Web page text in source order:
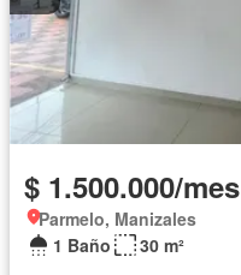
$ 1.500.000/mes
Parmelo, Manizales
1 Baño
30 m²